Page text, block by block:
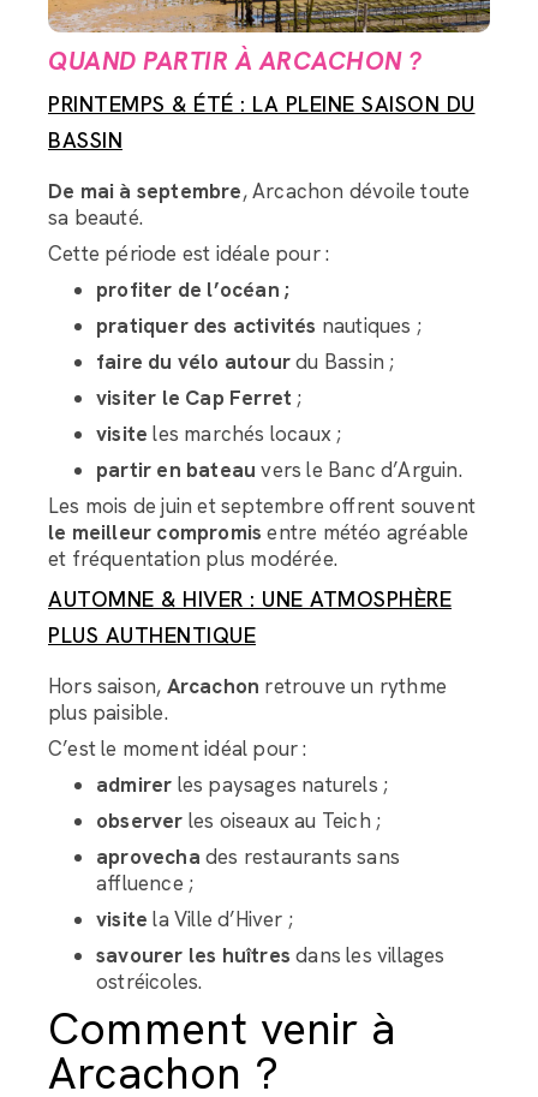
QUAND PARTIR À ARCACHON ?
PRINTEMPS & ÉTÉ : LA PLEINE SAISON DU
BASSIN
De mai à septembre, Arcachon dévoile toute
sa beauté.
Cette période est idéale pour :
profiter de l’océan ;
pratiquer des activités nautiques ;
faire du vélo autourdu Bassin ;
visiter le Cap Ferret ;
visite les marchés locaux ;
partir en bateau vers le Banc d’Arguin.
Les mois de juin et septembre offrent souvent
le meilleur compromis entre météo agréable
et fréquentation plus modérée.
AUTOMNE & HIVER : UNE ATMOSPHÈRE
PLUS AUTHENTIQUE
Hors saison, Arcachon retrouve un rythme
plus paisible.
C’est le moment idéal pour :
admirer les paysages naturels ;
observer les oiseaux au Teich ;
aprovecha des restaurants sans
affluence ;
visite la Ville d’Hiver ;
savourer les huîtres dans les villages
ostréicoles.
Comment venir à
Arcachon ?
Buenos días, ¿en qué puedo ayudarle para organizar el